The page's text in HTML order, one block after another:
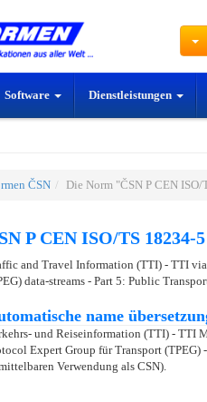
Software Dienstleistungen
ČSN Die Norm "ČSN P CEN
P CEN ISO/TS 18234-
and Travel Information (TTI) - TTI
data-streams - Part 5: Public
name
und Reiseinformation (TTI) - TTI
Expert Group für Transport
Verwendung als CSN).